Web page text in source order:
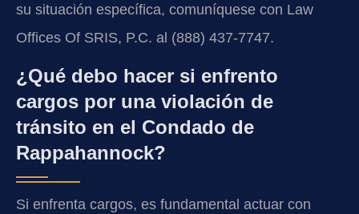
su situación específica, comuníquese con Law
Offices Of SRIS, P.C. al (888) 437-7747.
¿Qué debo hacer si enfrento
cargos por una violación de
tránsito en el Condado de
Rappahannock?
Si enfrenta cargos, es fundamental actuar con